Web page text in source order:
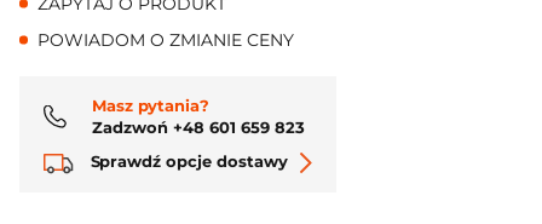
POWIADOM O ZMIANIE CENY
Masz pytania?
Zadzwoń +48 601 659 823
Sprawdź opcje dostawy